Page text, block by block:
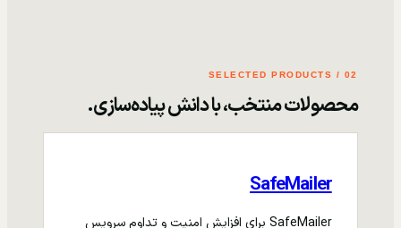
02 / SELECTED PRODUCTS
محصولات منتخب، با دانش پیاده‌سازی.
SafeMailer
SafeMailer برای افزایش امنیت و تداوم سرویس